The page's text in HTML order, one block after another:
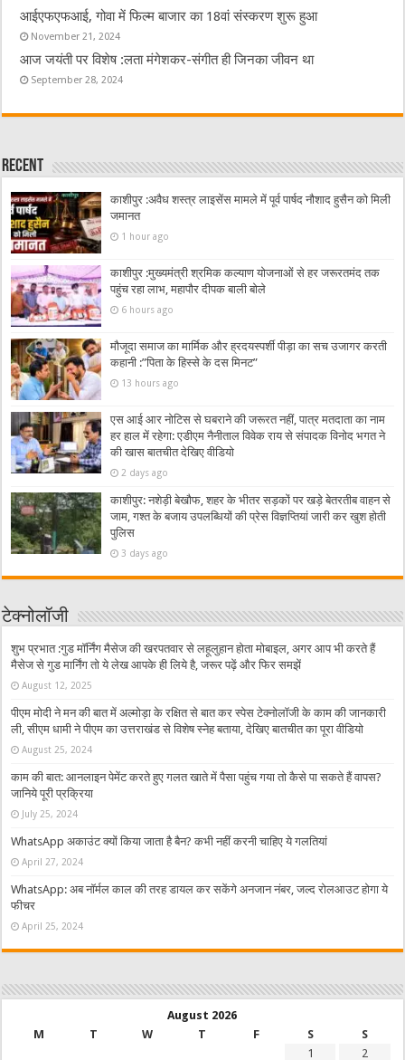
आईएफएफआई, गोवा में फिल्म बाजार का 18वां संस्करण शुरू हुआ
November 21, 2024
आज जयंती पर विशेष :लता मंगेशकर-संगीत ही जिनका जीवन था
September 28, 2024
Recent
काशीपुर :अवैध शस्त्र लाइसेंस मामले में पूर्व पार्षद नौशाद हुसैन को मिली
जमानत
1 hour ago
काशीपुर :मुख्यमंत्री श्रमिक कल्याण योजनाओं से हर जरूरतमंद तक
पहुंच रहा लाभ, महापौर दीपक बाली बोले
6 hours ago
मौजूदा समाज का मार्मिक और ह्रदयस्पर्शी पीड़ा का सच उजागर करती
कहानी :”पिता के हिस्से के दस मिनट”
13 hours ago
एस आई आर नोटिस से घबराने की जरूरत नहीं, पात्र मतदाता का नाम
हर हाल में रहेगा: एडीएम नैनीताल विवेक राय से संपादक विनोद भगत ने
की खास बातचीत देखिए वीडियो
2 days ago
काशीपुर: नशेड़ी बेखौफ, शहर के भीतर सड़कों पर खड़े बेतरतीब वाहन से
जाम, गश्त के बजाय उपलब्धियों की प्रेस विज्ञप्तियां जारी कर खुश होती
पुलिस
3 days ago
टेक्नोलॉजी
शुभ प्रभात :गुड मॉर्निंग मैसेज की खरपतवार से लहूलुहान होता मोबाइल, अगर आप भी करते हैं
मैसेज से गुड मार्निंग तो ये लेख आपके ही लिये है, जरूर पढ़ें और फिर समझें
August 12, 2025
पीएम मोदी ने मन की बात में अल्मोड़ा के रक्षित से बात कर स्पेस टेक्नोलॉजी के काम की जानकारी
ली, सीएम धामी ने पीएम का उत्तराखंड से विशेष स्नेह बताया, देखिए बातचीत का पूरा वीडियो
August 25, 2024
काम की बात: आनलाइन पेमेंट करते हुए गलत खाते में पैसा पहुंच गया तो कैसे पा सकते हैं वापस?
जानिये पूरी प्रक्रिया
July 25, 2024
WhatsApp अकाउंट क्यों किया जाता है बैन? कभी नहीं करनी चाहिए ये गलतियां
April 27, 2024
WhatsApp: अब नॉर्मल काल की तरह डायल कर सकेंगे अनजान नंबर, जल्द रोलआउट होगा ये
फीचर
April 25, 2024
August 2026
M
T W T F S
S
1
2